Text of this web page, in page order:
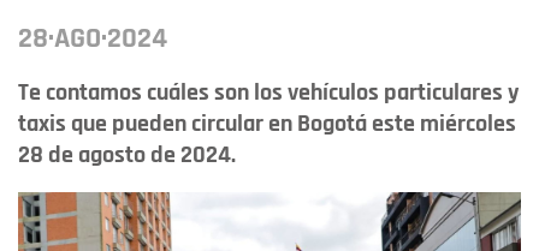
28·AGO·2024
Te contamos cuáles son los vehículos particulares y
taxis que pueden circular en Bogotá este miércoles
28 de agosto de 2024.